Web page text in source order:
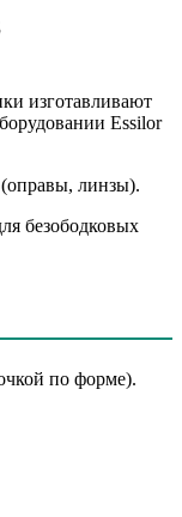
изготавливают
Essilor
(оправы, линзы).
безободковых
по форме).